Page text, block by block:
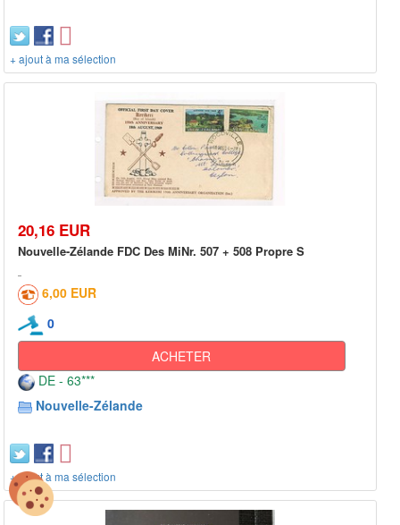
+ ajout à ma sélection
20,16 EUR
Nouvelle-Zélande FDC Des MiNr. 507 + 508 Propre S
6,00 EUR
0
ACHETER
DE - 63***
Nouvelle-Zélande
+ ajout à ma sélection